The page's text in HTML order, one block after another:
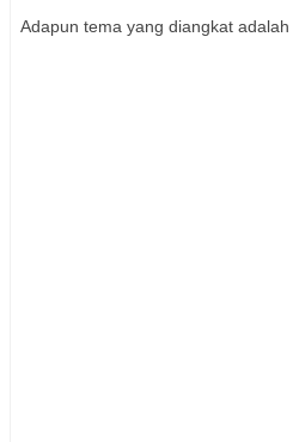
Adapun tema yang diangkat